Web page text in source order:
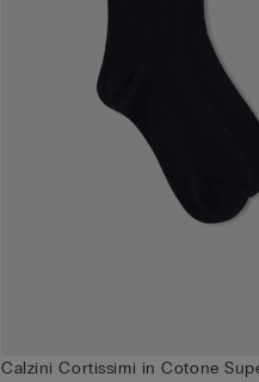
Calzini Cortissimi in Cotone